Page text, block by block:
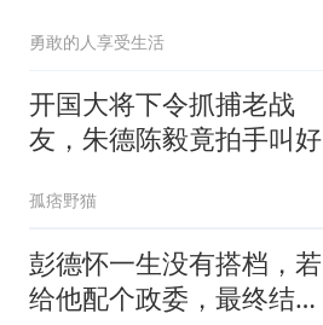
勇敢的人享受生活
开国大将下令抓捕老战
友，朱德陈毅竟拍手叫好
孤痞野猫
彭德怀一生没有搭档，若
给他配个政委，最终结局